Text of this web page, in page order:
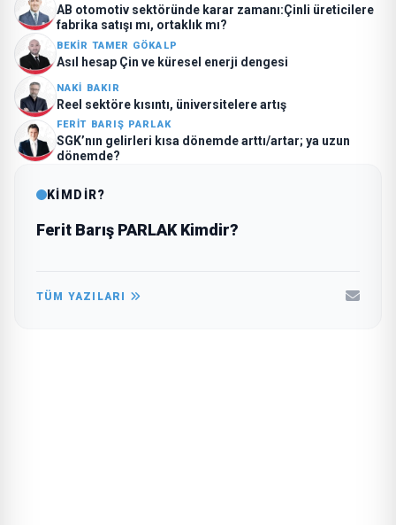
AB otomotiv sektöründe karar zamanı:Çinli üreticilere
fabrika satışı mı, ortaklık mı?
BEKIR TAMER GÖKALP
Asıl hesap Çin ve küresel enerji dengesi
NAKI BAKIR
Reel sektöre kısıntı, üniversitelere artış
FERIT BARIŞ PARLAK
SGK’nın gelirleri kısa dönemde arttı/artar; ya uzun
dönemde?
KİMDİR?
Ferit Barış PARLAK Kimdir?
TÜM YAZILARI